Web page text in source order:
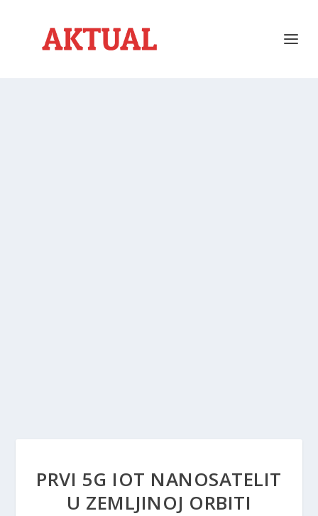
PRVI 5G IOT NANOSATELIT
U ZEMLJINOJ ORBITI